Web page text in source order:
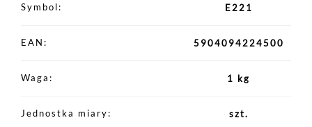
Symbol E221
EAN 5904094224500
Waga 1 kg
Jednostka miary szt.